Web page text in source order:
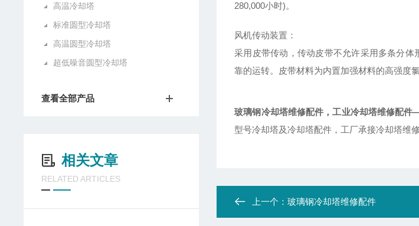
高温冷却塔
标准圆型冷却塔
高温圆型冷却塔
超低噪音圆型冷却塔
查看全部产品
相关文章
RELATED ARTICLES
280,000小时)。
风机传动装置：
采用皮带传动，传动皮带不允许采用多条分
靠的运转。皮带材料为内置加强材料的高强度
玻璃钢冷却塔维修配件，工业冷却塔维修配
型号冷却塔及冷却塔配件，工厂承接冷却塔维
上一个：玻璃钢冷却塔维修配件